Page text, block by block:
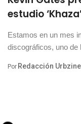
estudio
Estamos en un mes
discográficos, uno de
Por Redacción Urbzine